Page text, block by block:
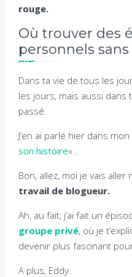
rouge.
Où trouver des
personnels
Dans ta vie de tous les
les jours, mais aussi
passé.
J’en ai parlé hier dans
son histoire« .
Bon, allez, moi je vais aller
travail de blogueur.
Ah, au fait, j’ai fait un
groupe privé, où je
devenir plus fascinant
A plus, Eddy.